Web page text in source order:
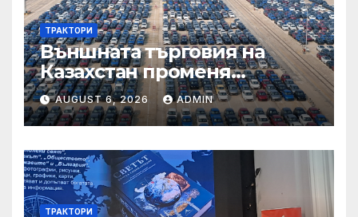
ТРАКТОРИ
Външната търговия на
Казахстан променя
структурата си – шест
тенденции
AUGUST 6, 2026 ADMIN
ТРАКТОРИ